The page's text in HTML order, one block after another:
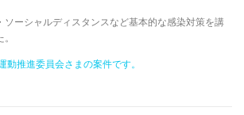
ソーシャルディスタンスなど基本的な感染対策を講
動推進委員会さまの案件です。